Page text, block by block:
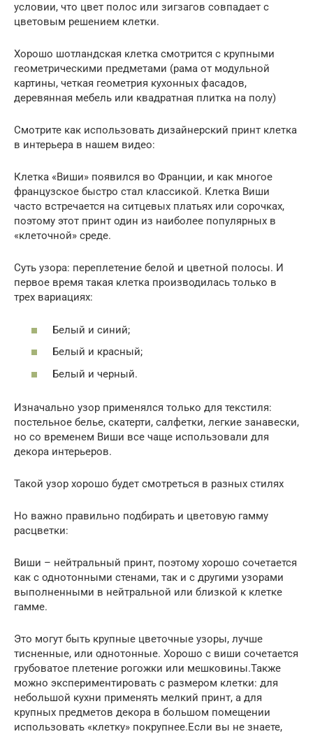
условии, что цвет полос или зигзагов совпадает с
цветовым решением клетки.
Хорошо шотландская клетка смотрится с крупными
геометрическими предметами (рама от модульной
картины, четкая геометрия кухонных фасадов,
деревянная мебель или квадратная плитка на полу)
Смотрите как использовать дизайнерский принт клетка
в интерьера в нашем видео:
Клетка «Виши» появился во Франции, и как многое
французское быстро стал классикой. Клетка Виши
часто встречается на ситцевых платьях или сорочках,
поэтому этот принт один из наиболее популярных в
«клеточной» среде.
Суть узора: переплетение белой и цветной полосы. И
первое время такая клетка производилась только в
трех вариациях:
Белый и синий;
Белый и красный;
Белый и черный.
Изначально узор применялся только для текстиля:
постельное белье, скатерти, салфетки, легкие занавески,
но со временем Виши все чаще использовали для
декора интерьеров.
Такой узор хорошо будет смотреться в разных стилях
Но важно правильно подбирать и цветовую гамму
расцветки:
Виши – нейтральный принт, поэтому хорошо сочетается
как с однотонными стенами, так и с другими узорами
выполненными в нейтральной или близкой к клетке
гамме.
Это могут быть крупные цветочные узоры, лучше
тисненные, или однотонные. Хорошо с виши сочетается
грубоватое плетение рогожки или мешковины.Также
можно экспериментировать с размером клетки: для
небольшой кухни применять мелкий принт, а для
крупных предметов декора в большом помещении
использовать «клетку» покрупнее.Если вы не знаете,